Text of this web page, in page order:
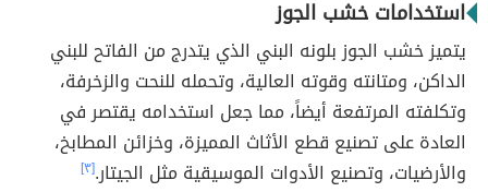
استخدامات خشب الجوز
يتميز خشب الجوز بلونه البني الذي يتدرج من الفاتح للبني
الداكن، ومتانته وقوته العالية، وتحمله للنحت والزخرفة،
وتكلفته المرتفعة أيضاً، مما جعل استخدامه يقتصر في
العادة على تصنيع قطع الأثاث المميزة، وخزائن المطابخ،
والأرضيات، وتصنيع الأدوات الموسيقية مثل الجيتار.[٣]